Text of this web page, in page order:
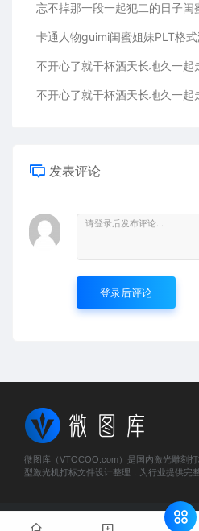
发表评论
登录后评论
微图库（VTOCOO.com）是国内激光雕刻
型激光机打标文件设计整理，为行业提供完
© 2023 微图库 - vtocoo.com &